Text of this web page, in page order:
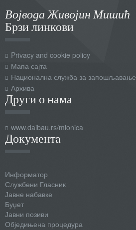
Војвода Живојин Мишић
Брзи линкови
Privacy and cookie policy
Мапа сајта
Национална служба за запошљавање
Архива
Други о нама
www.daibau.rs/mionica
Документа
Информатор
Службени Гласник
Јавне набавке
Буџет
Јавни позиви
Обједињена процедура